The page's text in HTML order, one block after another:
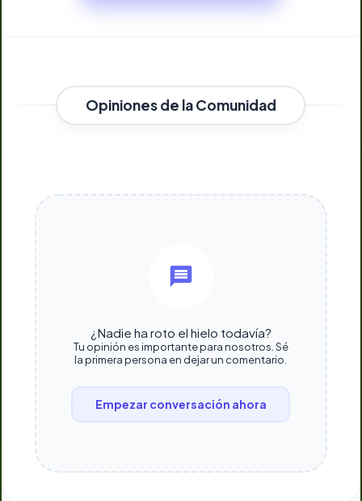
Opiniones de la Comunidad
¿Nadie ha roto el hielo todavía?
Tu opinión es importante para nosotros. Sé
la primera persona en dejar un comentario.
Empezar conversación ahora